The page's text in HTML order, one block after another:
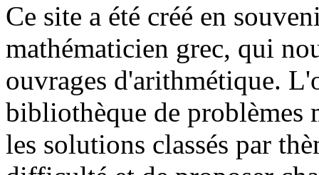
Ce site a été créé en
mathématicien grec, qui
ouvrages d'arithmétique.
bibliothèque de problèmes
les solutions classés par